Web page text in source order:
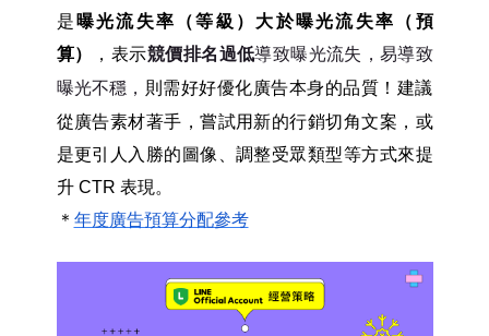
是曝光流失率（等級）大於曝光流失率（預
算）
，表示競價排名過低導致曝光流失，易導致
曝光不穩， 則需好好優化廣告本身的品質！建議
從廣告素材著手，嘗試用新的行銷切角文案，或
是更引人入勝的圖像、調整受眾類型等方式來提
升 CTR 表現。
＊ 年度廣告預算分配參考